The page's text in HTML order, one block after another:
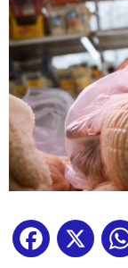
Facebook
X